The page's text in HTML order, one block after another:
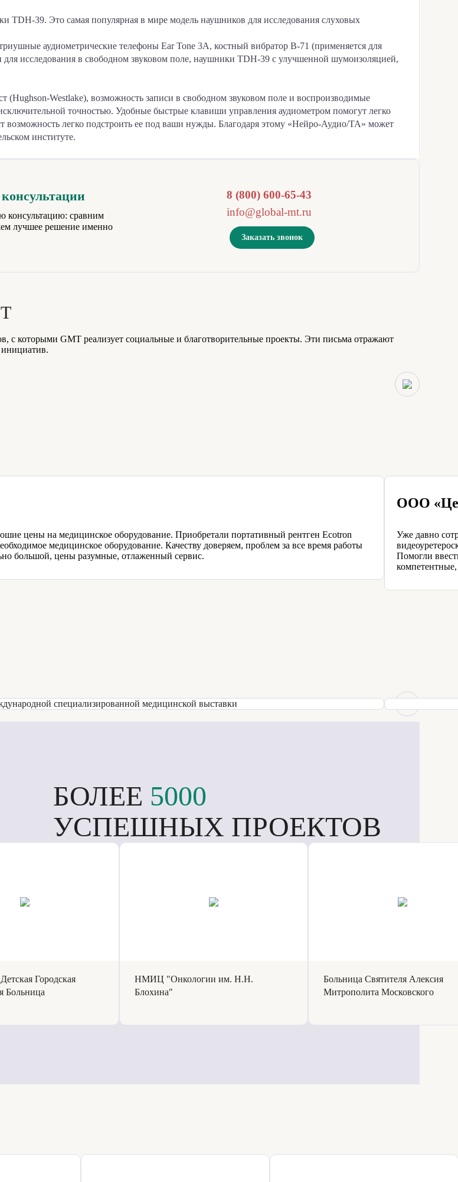
39. Это самая популярная в мире модель наушников для исследования слуховых
аудиометрические телефоны Ear Tone 3A, костный вибратор В-71 (применяется для
для исследования в свободном звуковом поле, наушники TDH-39 с улучшенной шумоизоляцией,
Westlake), возможность записи в свободном звуковом поле и воспроизводимые
точностью. Удобные быстрые клавиши управления аудиометром помогут легко
возможность легко подстроить ее под ваши нужды. Благодаря этому «Нейро-Аудио/ТА» может
институте.
консультацию: сравним
лучшее решение именно
8 (800) 600-65-43
info@global-mt.ru
Заказать звонок
с которыми GMT реализует социальные и благотворительные проекты. Эти письма отражают
цены на медицинское оборудование. Приобретали портативный рентген Ecotron
медицинское оборудование. Качеству доверяем, проблем за все время работы
большой, цены разумные, отлаженный сервис.
ООО
Уже давно
Помогли
БОЛЕЕ 5000
УСПЕШНЫХ ПРОЕКТОВ
Городская
Больница
НМИЦ "Онкологии им. Н.Н.
Блохина"
Больница Святителя Алексия
Митрополита Московского